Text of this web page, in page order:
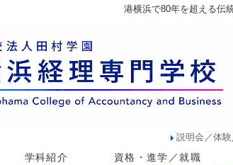
港横浜で80年を超える伝
説明会／体
学科紹介 資格・進学／就職